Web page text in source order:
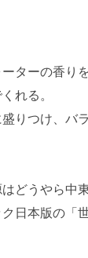
ターの香り
れる。
りつけ、バ
どうやら中
日本版の「